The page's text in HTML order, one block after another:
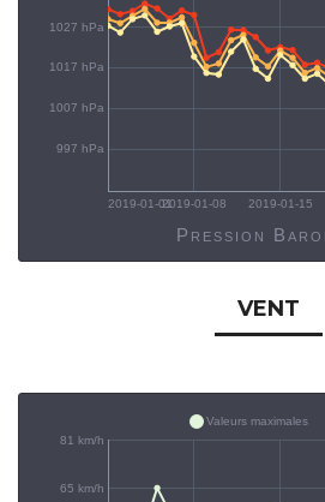
2019-01-012019-01-08 2019-01-15
Pression
997 hPa
1007 hPa
1017 hPa
1027 hPa
VENT
Valeurs maximales
65 km/h
81 km/h